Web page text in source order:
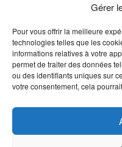
Gérer
Pour vous offrir la meilleure
technologies telles que les
informations relatives à votre
permet de traiter des données
ou des identifiants uniques sur
votre consentement, cela
TVA: BE0405.895.609
IBAN: KBC / BE51
BIC: KBC / KREDBEBB
Mentions légales|
© LDA Belgium, tous